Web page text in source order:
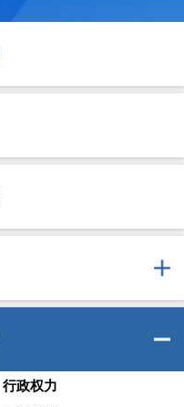
行政权力